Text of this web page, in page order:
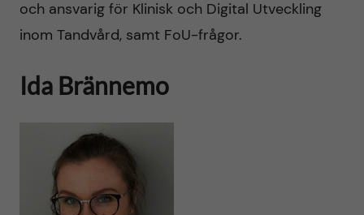
och ansvarig för Klinisk och Digital Utveckling
inom Tandvård, samt FoU-frågor.
Ida Brännemo